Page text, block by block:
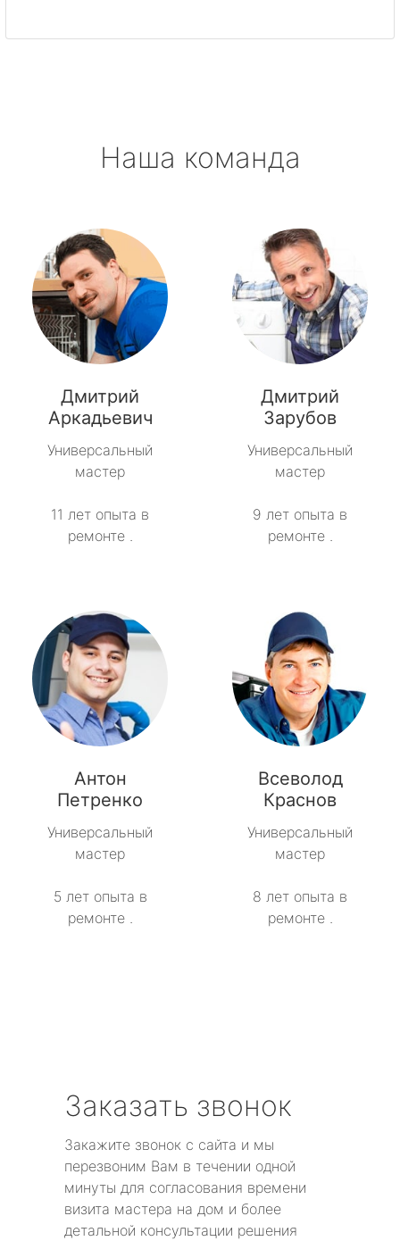
Наша команда
Дмитрий
Аркадьевич
Универсальный
мастер
11 лет опыта в
ремонте .
Дмитрий
Зарубов
Универсальный
мастер
9 лет опыта в
ремонте .
Антон
Петренко
Универсальный
мастер
5 лет опыта в
ремонте .
Всеволод
Краснов
Универсальный
мастер
8 лет опыта в
ремонте .
Заказать звонок
Закажите звонок с сайта и мы
перезвоним Вам в течении одной
минуты для согласования времени
визита мастера на дом и более
детальной консультации решения